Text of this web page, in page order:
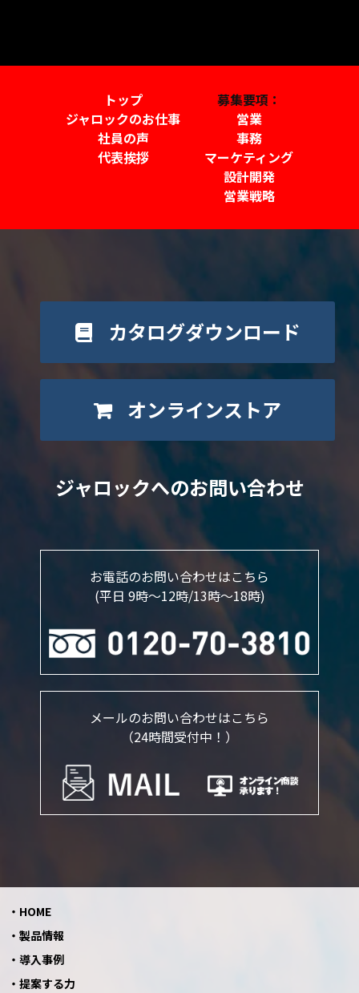
トップ
ジャロックのお仕事
社員の声
代表挨拶
募集要項：
営業
事務
マーケティング
設計開発
営業戦略
カタログダウンロード
オンラインストア
ジャロックへのお問い合わせ
お電話のお問い合わせはこちら
(平日 9時～12時/13時〜18時)
メールのお問い合わせはこちら
（24時間受付中！）
HOME
製品情報
導入事例
提案する力